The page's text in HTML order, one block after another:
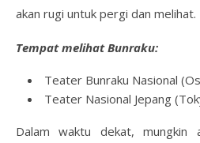
akan rugi untuk pergi dan melihat.
Tempat melihat Bunraku:
Teater Bunraku Nasional
Teater Nasional Jepang
Dalam waktu dekat, mungkin